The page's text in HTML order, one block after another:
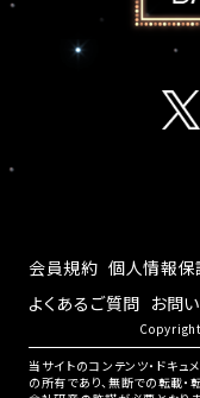
会員規約 個人情報保
よくあるご質問 お問
当サイトのコンテンツ・ドキ
の所有であり、無断での転載・